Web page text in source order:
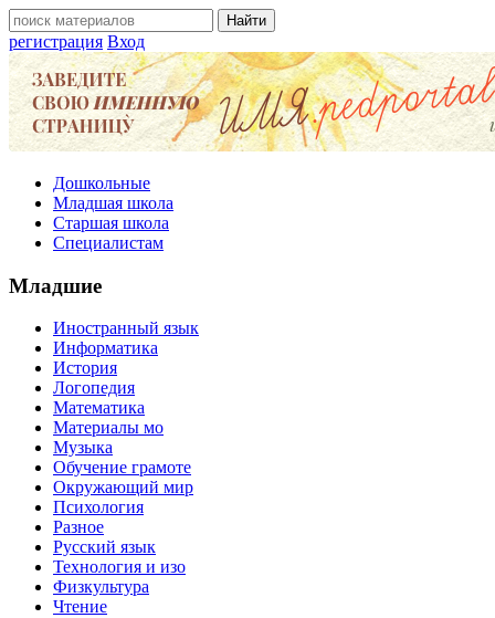
регистрация Вход
Дошкольные
Младшая школа
Старшая школа
Специалистам
Младшие
Иностранный язык
Информатика
История
Логопедия
Математика
Материалы мо
Музыка
Обучение грамоте
Окружающий мир
Психология
Разное
Русский язык
Технология и изо
Физкультура
Чтение